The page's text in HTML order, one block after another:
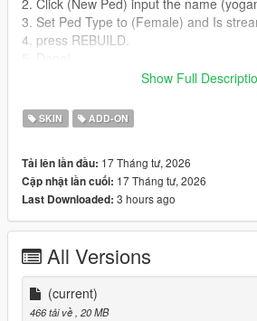
3. Set Ped Type to (Female) and Is
4. press REBUILD.
Gameconfig for Limitless Vehicles:
Heap Limit Adjuster (650 MB of heap!):
https://www.gta5-mods.com/tools/heap-
of-heap
Packfile Limit Adjuster:
https://www.gta5-mods.com/tools/
Credits:
Show Full
SKIN ADD-ON
Tải lên lần đầu: 17 Tháng tư, 2026
Cập nhật lần cuối: 17 Tháng tư, 2026
Last Downloaded: 3 hours ago
All Versions
(current)
466 tải về , 20 MB